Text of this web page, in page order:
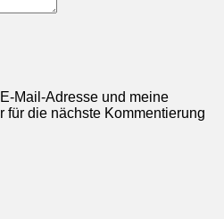
Mail-Adresse und meine
für die nächste Kommentierung